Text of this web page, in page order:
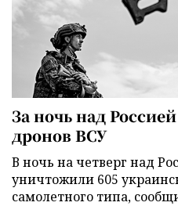
За ночь над
дронов ВСУ
В ночь на четверг над
уничтожили 605
самолетного типа,